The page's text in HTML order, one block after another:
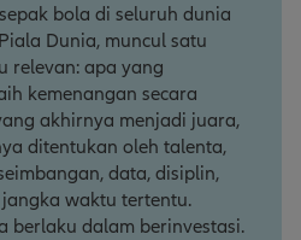
bola di seluruh dunia
Dunia, muncul satu
relevan: apa yang
kemenangan secara
akhirnya menjadi juara,
ditentukan oleh talenta,
data, disiplin,
waktu tertentu.
berlaku dalam berinvestasi.